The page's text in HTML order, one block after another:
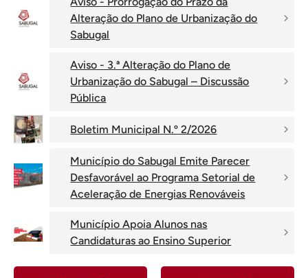
Alteração do Plano de Urbanização do
Sabugal
Aviso - 3.ª Alteração do Plano de
Urbanização do Sabugal – Discussão
Pública
Boletim Municipal N.º 2/2026
Município do Sabugal Emite Parecer
Desfavorável ao Programa Setorial de
Aceleração de Energias Renováveis
Município Apoia Alunos nas
Candidaturas ao Ensino Superior